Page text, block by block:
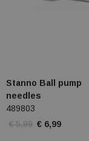
Stanno Ball pump
needles
489803
€ 5,99 € 6,99